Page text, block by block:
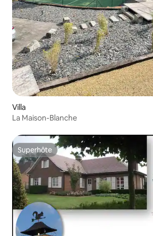
Villa
La Maison-Blanche
Superhôte
Superhôte